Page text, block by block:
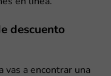
descuento
vas a encontrar una